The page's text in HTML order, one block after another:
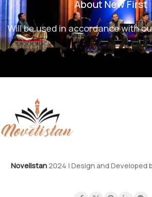
About New First
Will be used in accordance with
Novelistan2024 | Design and Developed